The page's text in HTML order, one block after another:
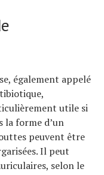
également appelé
utile si
la forme d’un
peuvent être
Il peut
selon le